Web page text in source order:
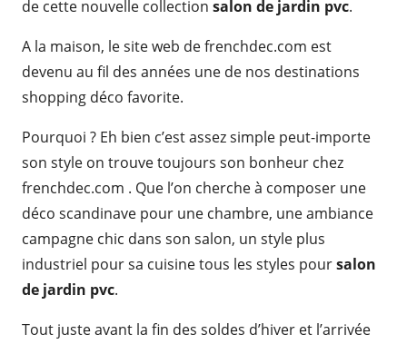
de cette nouvelle collection salon de jardin pvc.
A la maison, le site web de frenchdec.com est
devenu au fil des années une de nos destinations
shopping déco favorite.
Pourquoi ? Eh bien c’est assez simple peut-importe
son style on trouve toujours son bonheur chez
frenchdec.com . Que l’on cherche à composer une
déco scandinave pour une chambre, une ambiance
campagne chic dans son salon, un style plus
industriel pour sa cuisine tous les styles poursalon
de jardin pvc.
Tout juste avant la fin des soldes d’hiver et l’arrivée